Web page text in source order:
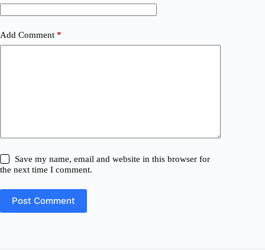
Add Comment *
Save my name, email and website in this browser for
the next time I comment.
Post Comment